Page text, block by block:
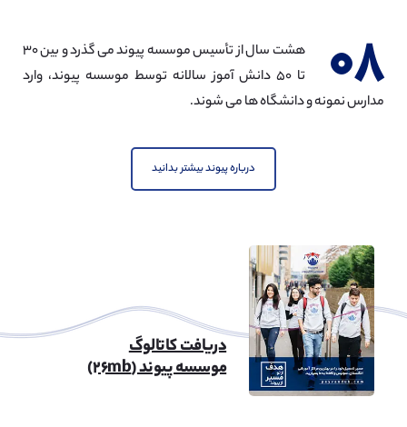
۰۸
هشت سال از تأسیس موسسه پیوند می گذرد و بین ۳۰
تا ۵۰ دانش آموز سالانه توسط موسسه پیوند، وارد
مدارس نمونه و دانشگاه ها می شوند.
درباره پیوند بیشتر بدانید
دریافت کاتالوگ
موسسه پیوند (۲۶mb)